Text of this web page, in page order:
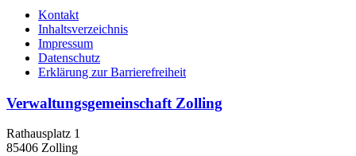
Kontakt
Inhaltsverzeichnis
Impressum
Datenschutz
Erklärung zur Barrierefreiheit
Verwaltungsgemeinschaft Zolling
Rathausplatz 1
85406 Zolling